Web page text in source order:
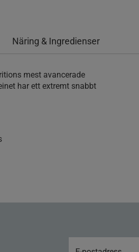
Näring & Ingredienser
mest avancerade
har ett extremt snabbt